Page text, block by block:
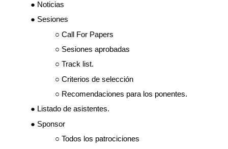
Noticias
Sesiones
Call For Papers
Sesiones aprobadas
Track list.
Criterios de selección
Recomendaciones para los ponentes.
Listado de asistentes.
Sponsor
Todos los patrociciones